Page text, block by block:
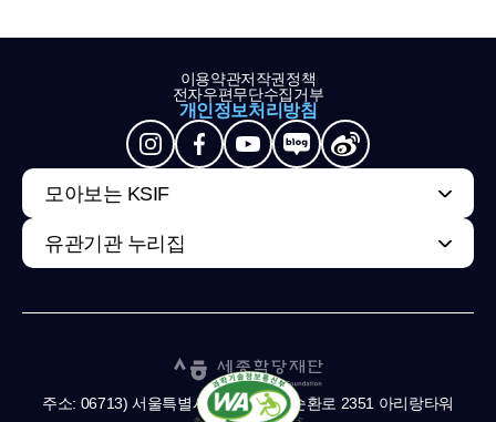
이용약관저작권정책
전자우편무단수집거부
개인정보처리방침
모아보는 KSIF
유관기관 누리집
주소: 06713) 서울특별시 서초구 남부순환로 2351 아리랑타워